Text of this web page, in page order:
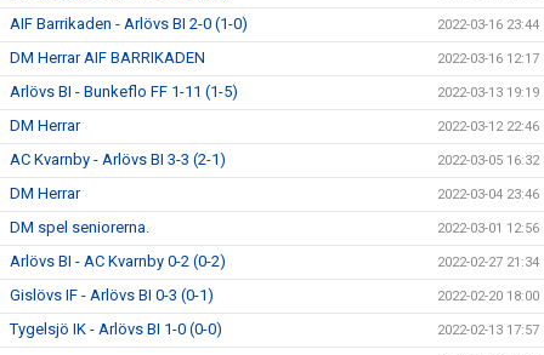
AIF Barrikaden - Arlövs BI 2-0 (1-0) 2022-03-16 23:44
DM Herrar AIF BARRIKADEN 2022-03-16 12:17
Arlövs BI - Bunkeflo FF 1-11 (1-5) 2022-03-13 19:19
DM Herrar 2022-03-12 22:46
AC Kvarnby - Arlövs BI 3-3 (2-1) 2022-03-05 16:32
DM Herrar 2022-03-04 23:46
DM spel seniorerna. 2022-03-01 12:56
Arlövs BI - AC Kvarnby 0-2 (0-2) 2022-02-27 21:34
Gislövs IF - Arlövs BI 0-3 (0-1) 2022-02-20 18:00
Tygelsjö IK - Arlövs BI 1-0 (0-0) 2022-02-13 17:57